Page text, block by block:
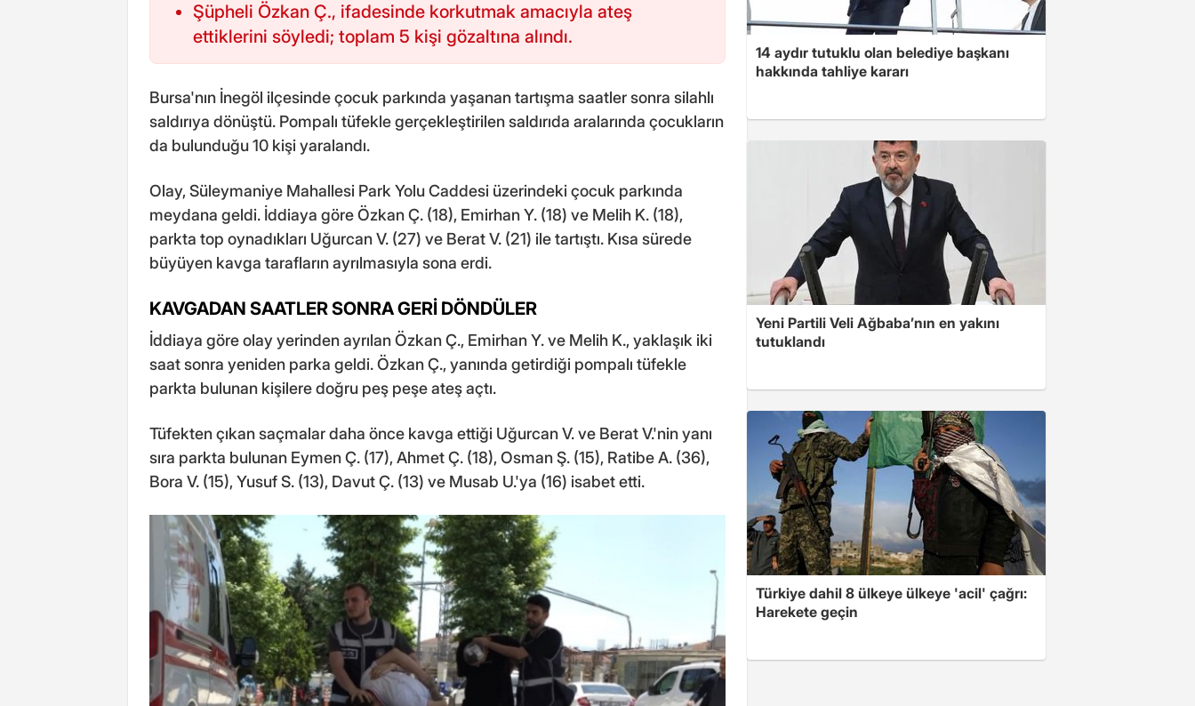
Şüpheli Özkan Ç., ifadesinde korkutmak amacıyla ateş
ettiklerini söyledi; toplam 5 kişi gözaltına alındı.
Bursa'nın İnegöl ilçesinde çocuk parkında yaşanan tartışma saatler sonra silahlı
saldırıya dönüştü. Pompalı tüfekle gerçekleştirilen saldırıda aralarında çocukların
da bulunduğu 10 kişi yaralandı.
Olay, Süleymaniye Mahallesi Park Yolu Caddesi üzerindeki çocuk parkında
meydana geldi. İddiaya göre Özkan Ç. (18), Emirhan Y. (18) ve Melih K. (18),
parkta top oynadıkları Uğurcan V. (27) ve Berat V. (21) ile tartıştı. Kısa sürede
büyüyen kavga tarafların ayrılmasıyla sona erdi.
KAVGADAN SAATLER SONRA GERİ DÖNDÜLER
İddiaya göre olay yerinden ayrılan Özkan Ç., Emirhan Y. ve Melih K., yaklaşık iki
saat sonra yeniden parka geldi. Özkan Ç., yanında getirdiği pompalı tüfekle
parkta bulunan kişilere doğru peş peşe ateş açtı.
Tüfekten çıkan saçmalar daha önce kavga ettiği Uğurcan V. ve Berat V.'nin yanı
sıra parkta bulunan Eymen Ç. (17), Ahmet Ç. (18), Osman Ş. (15), Ratibe A. (36),
Bora V. (15), Yusuf S. (13), Davut Ç. (13) ve Musab U.'ya (16) isabet etti.
14 aydır tutuklu olan belediye başkanı
hakkında tahliye kararı
Yeni Partili Veli Ağbaba’nın en yakını
tutuklandı
Türkiye dahil 8 ülkeye ülkeye 'acil' çağrı:
Harekete geçin